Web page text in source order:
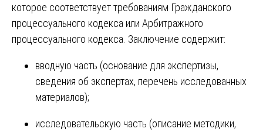
которое соответствует требованиям Гражданского
процессуального кодекса или Арбитражного
процессуального кодекса. Заключение содержит:
вводную часть (основание для экспертизы,
сведения об экспертах, перечень исследованных
материалов);
исследовательскую часть (описание методики,